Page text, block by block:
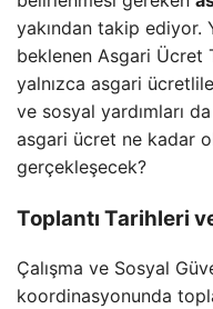
yakından takip ediyor.
beklenen Asgari Ücret
yalnızca asgari
ve sosyal yardımları
asgari ücret ne kadar
gerçekleşecek?
Toplantı Tarihleri
Çalışma ve Sosyal
koordinasyonunda